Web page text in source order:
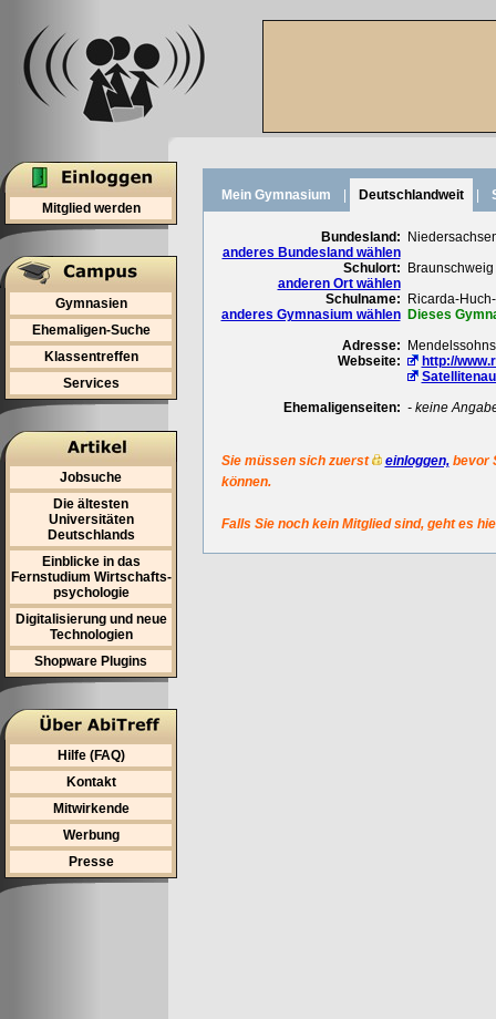
Mitglied werden
Gymnasien
Ehemaligen-Suche
Klassentreffen
Services
Jobsuche
Die ältesten
Universitäten
Deutschlands
Einblicke in das
Fernstudium Wirtschafts-
psychologie
Digitalisierung und neue
Technologien
Shopware Plugins
Hilfe (FAQ)
Kontakt
Mitwirkende
Werbung
Presse
Mein Gymnasium Deutschlandweit
Bundesland:
anderes Bundesland wählen
Schulort:
anderen Ort wählen
Braunschweig
Schulname:
anderes Gymnasium wählen
Ricarda-
Dieses
Adresse:
Webseite:
http://
Ehemaligenseiten: - keine
Sie müssen sich zuerst einloggen,bevor
können.
Falls Sie noch kein Mitglied sind, geht es